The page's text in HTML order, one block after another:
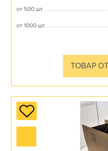
от 500 шт.
от 1000 шт.
ТОВАР